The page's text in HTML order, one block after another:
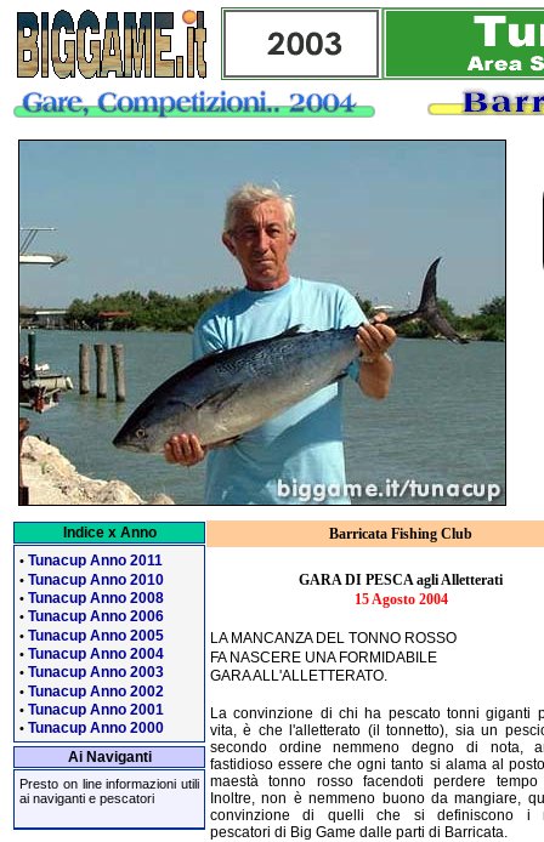
Indice x Anno
• Tunacup Anno 2011
• Tunacup Anno 2010
• Tunacup Anno 2008
• Tunacup Anno 2006
• Tunacup Anno 2005
• Tunacup Anno 2004
• Tunacup Anno 2003
• Tunacup Anno 2002
• Tunacup Anno 2001
• Tunacup Anno 2000
Ai Naviganti
Presto on line informazioni utili
ai naviganti e pescatori
Barricata Fishing Club
GARA DI PESCA agli Alletterati
15 Agosto 2004
LA MANCANZA DEL TONNO ROSSO
FA NASCERE UNA FORMIDABILE
GARA ALL'ALLETTERATO.
La convinzione di chi ha pescato tonni giganti
vita, è che l'alletterato (il tonnetto), sia un
secondo ordine nemmeno degno di nota,
fastidioso essere che ogni tanto si alama al
maestà tonno rosso facendoti perdere tempo
Inoltre, non è nemmeno buono da mangiare,
convinzione di quelli che si definiscono i
pescatori di Big Game dalle parti di Barricata.